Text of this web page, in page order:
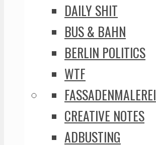
DAILY SHIT
BUS & BAHN
BERLIN POLITICS
WTF
FASSADENMALEREI
CREATIVE NOTES
ADBUSTING